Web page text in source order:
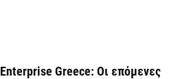
Enterprise Greece: Οι επόμενες